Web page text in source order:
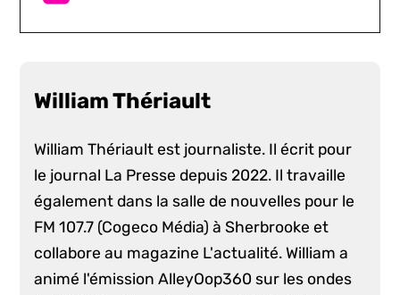
William Thériault
William Thériault est journaliste. Il écrit pour
le journal La Presse depuis 2022. Il travaille
également dans la salle de nouvelles pour le
FM 107.7 (Cogeco Média) à Sherbrooke et
collabore au magazine L'actualité. William a
animé l'émission AlleyOop360 sur les ondes